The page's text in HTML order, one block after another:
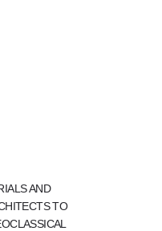
AND
TO